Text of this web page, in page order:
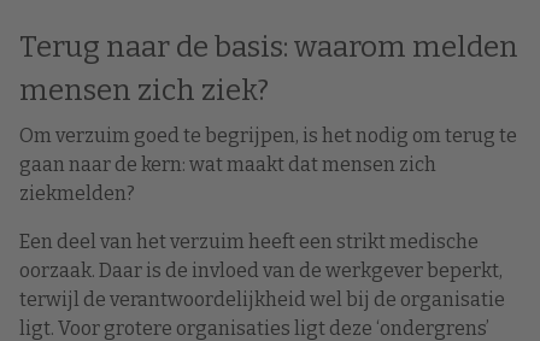
Terug naar de basis: waarom melden
mensen zich ziek?
Om verzuim goed te begrijpen, is het nodig om terug te
gaan naar de kern: wat maakt dat mensen zich
ziekmelden?
Een deel van het verzuim heeft een strikt medische
oorzaak. Daar is de invloed van de werkgever beperkt,
terwijl de verantwoordelijkheid wel bij de organisatie
ligt. Voor grotere organisaties ligt deze ‘ondergrens’